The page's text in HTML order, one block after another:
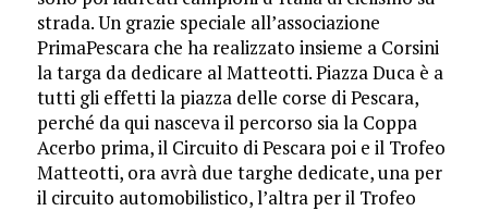
strada. Un grazie speciale all’associazione
PrimaPescara che ha realizzato insieme a Corsini
la targa da dedicare al Matteotti. Piazza Duca è a
tutti gli effetti la piazza delle corse di Pescara,
perché da qui nasceva il percorso sia la Coppa
Acerbo prima, il Circuito di Pescara poi e il Trofeo
Matteotti, ora avrà due targhe dedicate, una per
il circuito automobilistico, l’altra per il Trofeo